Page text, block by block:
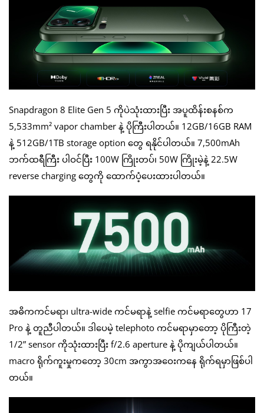
Snapdragon 8 Elite Gen 5 ကိုပဲသုံးထားပြီး အပူထိန်းစနစ်က
5,533mm² vapor chamber နဲ့ ပိုကြီးပါတယ်။ 12GB/16GB RAM
နဲ့ 512GB/1TB storage option တွေ ရနိုင်ပါတယ်။ 7,500mAh
ဘက်ထရီကြီး ပါဝင်ပြီး 100W ကြိုးတပ်၊ 50W ကြိုးမဲ့နဲ့ 22.5W
reverse charging တွေကို ထောက်ပံ့ပေးထားပါတယ်။
အဓိကကင်မရာ၊ ultra-wide ကင်မရာနဲ့ selfie ကင်မရာတွေဟာ 17
Pro နဲ့ တူညီပါတယ်။ ဒါပေမဲ့ telephoto ကင်မရာမှာတော့ ပိုကြီးတဲ့
1/2” sensor ကိုသုံးထားပြီး f/2.6 aperture နဲ့ ပိုကျယ်ပါတယ်။
macro ရိုက်ကူးမှုကတော့ 30cm အကွာအဝေးကနေ ရိုက်ရမှာဖြစ်ပါ
တယ်။